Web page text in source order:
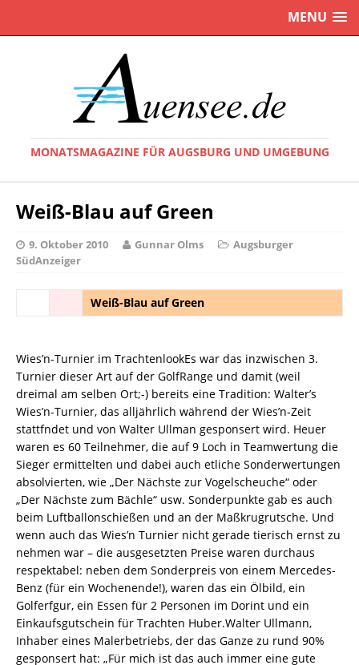
MENU
MONATSMAGAZINE FÜR AUGSBURG UND UMGEBUNG
Weiß-Blau auf Green
9. Oktober 2010 Gunnar Olms
Augsburger
SüdAnzeiger
Weiß-Blau auf Green
Wies’n-Turnier im TrachtenlookEs war das inzwischen 3.
Turnier dieser Art auf der GolfRange und damit (weil
dreimal am selben Ort;-) bereits eine Tradition: Walter’s
Wies’n-Turnier, das alljährlich während der Wies’n-Zeit
stattfndet und von Walter Ullman gesponsert wird. Heuer
waren es 60 Teilnehmer, die auf 9 Loch in Teamwertung die
Sieger ermittelten und dabei auch etliche Sonderwertungen
absolvierten, wie „Der Nächste zur Vogelscheuche“ oder
„Der Nächste zum Bächle“ usw. Sonderpunkte gab es auch
beim Luftballonschießen und an der Maßkrugrutsche. Und
wenn auch das Wies’n Turnier nicht gerade tierisch ernst zu
nehmen war – die ausgesetzten Preise waren durchaus
respektabel: neben dem Sonderpreis von einem Mercedes-
Benz (für ein Wochenende!), waren das ein Ölbild, ein
Golferfgur, ein Essen für 2 Personen im Dorint und ein
Einkaufsgutschein für Trachten Huber.Walter Ullmann,
Inhaber eines Malerbetriebs, der das Ganze zu rund 90%
gesponsert hat: „Für mich ist das auch immer eine gute